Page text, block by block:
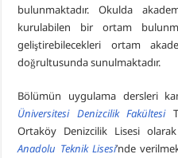
bulunmaktadır. Okulda
kurulabilen bir ortam
geliştirebilecekleri ortam
doğrultusunda sunulmaktadır.
Bölümün uygulama dersleri
Üniversitesi Denizcilik Fakültesi
Ortaköy Denizcilik Lisesi
Anadolu Teknik Lisesi’nde